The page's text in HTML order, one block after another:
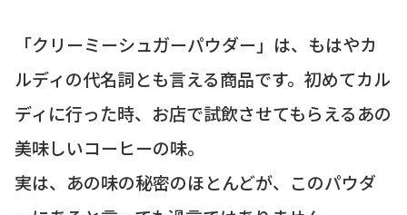
「クリーミーシュガーパウダー」は、もはやカ
ルディの代名詞とも言える商品です。初めてカル
ディに行った時、お店で試飲させてもらえるあの
美味しいコーヒーの味。
実は、あの味の秘密のほとんどが、このパウダ